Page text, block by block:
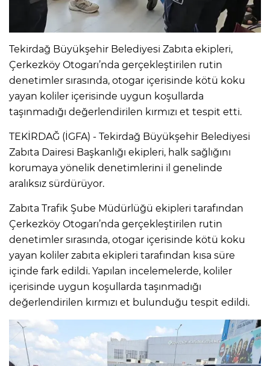
Tekirdağ Büyükşehir Belediyesi Zabıta ekipleri,
Çerkezköy Otogarı’nda gerçekleştirilen rutin
denetimler sırasında, otogar içerisinde kötü koku
yayan koliler içerisinde uygun koşullarda
taşınmadığı değerlendirilen kırmızı et tespit etti.
TEKİRDAĞ (İGFA) - Tekirdağ Büyükşehir Belediyesi
Zabıta Dairesi Başkanlığı ekipleri, halk sağlığını
korumaya yönelik denetimlerini il genelinde
aralıksız sürdürüyor.
Zabıta Trafik Şube Müdürlüğü ekipleri tarafından
Çerkezköy Otogarı’nda gerçekleştirilen rutin
denetimler sırasında, otogar içerisinde kötü koku
yayan koliler zabıta ekipleri tarafından kısa süre
içinde fark edildi. Yapılan incelemelerde, koliler
içerisinde uygun koşullarda taşınmadığı
değerlendirilen kırmızı et bulunduğu tespit edildi.